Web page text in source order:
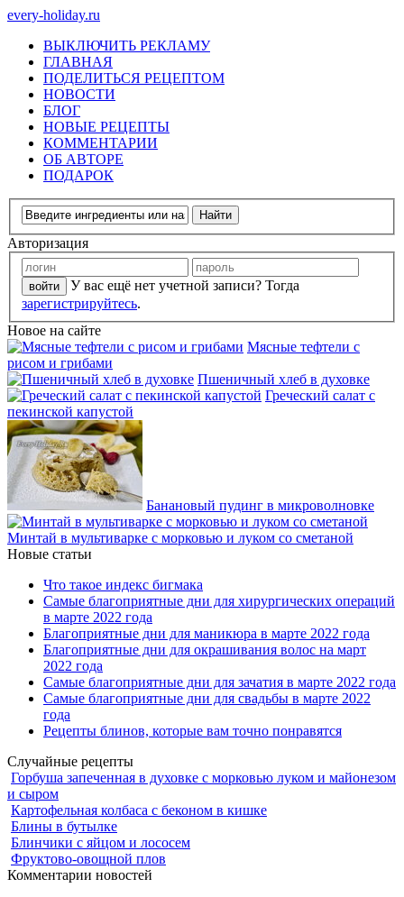
every-holiday.ru
ВЫКЛЮЧИТЬ РЕКЛАМУ
ГЛАВНАЯ
ПОДЕЛИТЬСЯ РЕЦЕПТОМ
НОВОСТИ
БЛОГ
НОВЫЕ РЕЦЕПТЫ
КОММЕНТАРИИ
ОБ АВТОРЕ
ПОДАРОК
Авторизация
У вас ещё нет учетной записи? Тогда
зарегистрируйтесь.
Новое на сайте
Мясные тефтели с
рисом и грибами
Пшеничный хлеб в духовке
Греческий салат с
пекинской капустой
Банановый пудинг в микроволновке
Минтай в мультиварке с морковью и луком со сметаной
Новые статьи
Что такое индекс бигмака
Самые благоприятные дни для хирургических операций
в марте 2022 года
Благоприятные дни для маникюра в марте 2022 года
Благоприятные дни для окрашивания волос на март
2022 года
Самые благоприятные дни для зачатия в марте 2022 года
Самые благоприятные дни для свадьбы в марте 2022
года
Рецепты блинов, которые вам точно понравятся
Случайные рецепты
Горбуша запеченная в духовке с морковью луком и майонезом
и сыром
Картофельная колбаса с беконом в кишке
Блины в бутылке
Блинчики с яйцом и лососем
Фруктово-овощной плов
Комментарии новостей